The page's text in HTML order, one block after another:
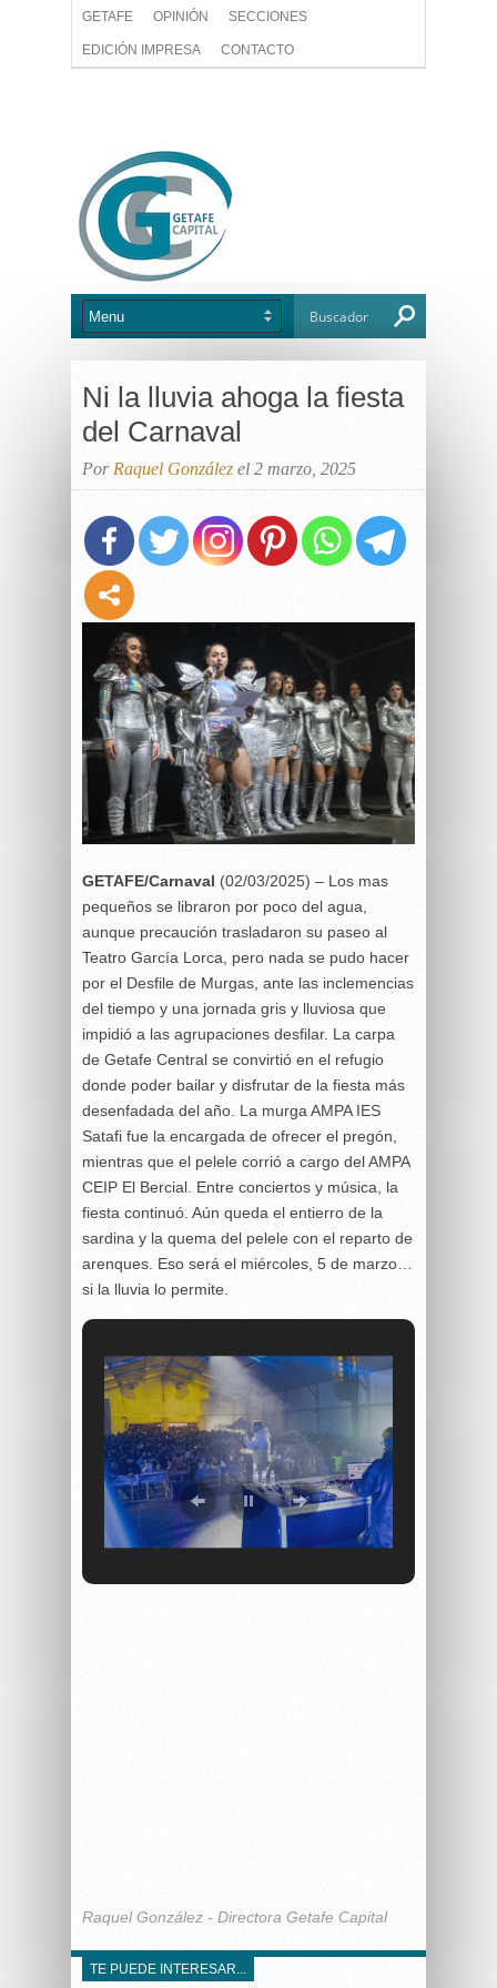
GETAFE OPINIÓN SECCIONES
EDICIÓN IMPRESA CONTACTO
Ni la lluvia ahoga la fiesta
del Carnaval
Por Raquel González el 2 marzo, 2025
GETAFE/Carnaval (02/03/2025) – Los mas
pequeños se libraron por poco del agua,
aunque precaución trasladaron su paseo al
Teatro García Lorca, pero nada se pudo hacer
por el Desfile de Murgas, ante las inclemencias
del tiempo y una jornada gris y lluviosa que
impidió a las agrupaciones desfilar. La carpa
de Getafe Central se convirtió en el refugio
donde poder bailar y disfrutar de la fiesta más
desenfadada del año. La murga AMPA IES
Satafi fue la encargada de ofrecer el pregón,
mientras que el pelele corrió a cargo del AMPA
CEIP El Bercial. Entre conciertos y música, la
fiesta continuó. Aún queda el entierro de la
sardina y la quema del pelele con el reparto de
arenques. Eso será el miércoles, 5 de marzo…
si la lluvia lo permite.
Raquel González - Directora Getafe Capital
TE PUEDE INTERESAR...